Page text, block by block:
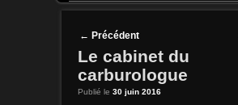
Post navigation
← Précédent
Le cabinet du
carburologue
Publié le 30 juin 2016